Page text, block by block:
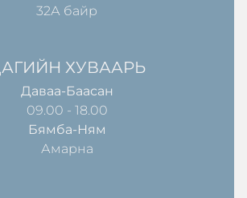
32А байр
ХУВААРЬ
Даваа-Баасан
09.00 - 18.00
Бямба-Ням
Амарна